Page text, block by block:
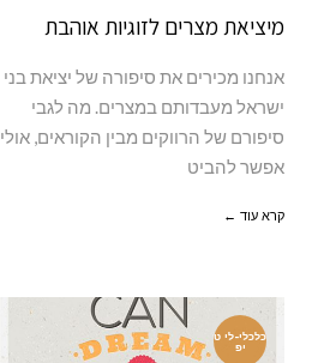
מיציאת מצרים לזוגיות אוהבת
אנחנו מכירים את סיפורה של יציאת בני
ישראל מעבדותם במצרים. מה לגבי
סיפורם של הרווקים מבין הקוראים, אולי
אפשר להביט
קרא עוד ←
כלכלי-לי ט
יפ